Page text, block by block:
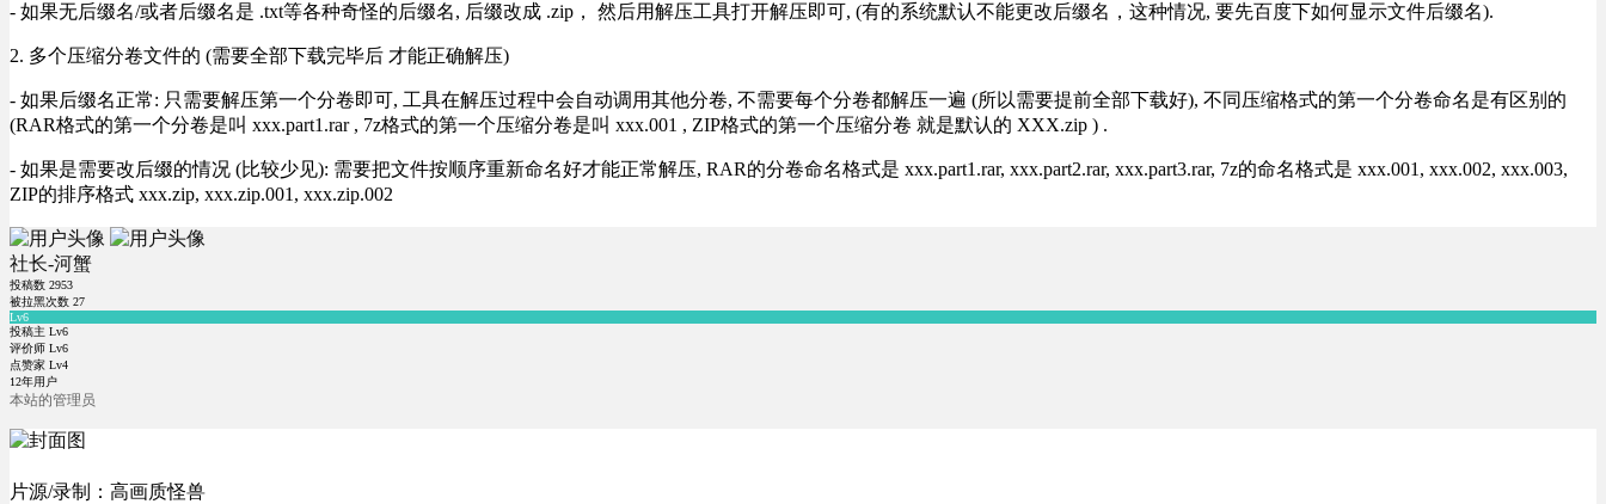
- 如果无后缀名/或者后缀名是 .txt等各种奇怪的后缀名, 后缀改成 .zip， 然后用解压工具打开解压即可, (有的系统默认不能更改后缀名，这种情况, 要先百度下如何显示文件后缀名).
2. 多个压缩分卷文件的 (需要全部下载完毕后 才能正确解压)
- 如果后缀名正常: 只需要解压第一个分卷即可, 工具在解压过程中会自动调用其他分卷, 不需要每个分卷都解压一遍 (所以需要提前全部下载好), 不同压缩格式的第一个分卷命名是有区别的
(RAR格式的第一个分卷是叫 xxx.part1.rar , 7z格式的第一个压缩分卷是叫 xxx.001 , ZIP格式的第一个压缩分卷 就是默认的 XXX.zip ) .
- 如果是需要改后缀的情况 (比较少见): 需要把文件按顺序重新命名好才能正常解压, RAR的分卷命名格式是 xxx.part1.rar, xxx.part2.rar, xxx.part3.rar, 7z的命名格式是 xxx.001, xxx.002, xxx.003,
ZIP的排序格式 xxx.zip, xxx.zip.001, xxx.zip.002
社长-河蟹
投稿数 2953
被拉黑次数 27
Lv6
投稿主 Lv6
评价师 Lv6
点赞家 Lv4
12年用户
本站的管理员
片源/录制：高画质怪兽